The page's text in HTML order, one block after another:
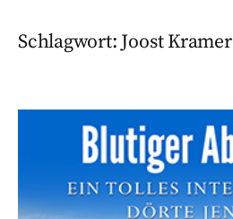
Schlagwort:Joost Kramer